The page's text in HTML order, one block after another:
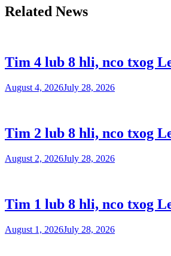
Related News
Tim 4 lub 8 hli, nco txog
August 4, 2026July 28, 2026
Tim 2 lub 8 hli, nco txog
August 2, 2026July 28, 2026
Tim 1 lub 8 hli, nco txog
August 1, 2026July 28, 2026